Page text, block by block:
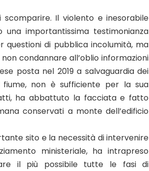
Il violento e inesorabile
importantissima testimonianza
di pubblica incolumità, ma
condannare all’oblio informazioni
posta nel 2019 a salvaguardia dei
non è sufficiente per la sua
ha abbattuto la facciata e fatto
conservati a monte dell’edificio
sito e la necessità di intervenire
ministeriale, ha intrapreso
il più possibile tutte le fasi di